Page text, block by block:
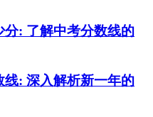
分: 了解中考分数线的
线: 深入解析新一年的